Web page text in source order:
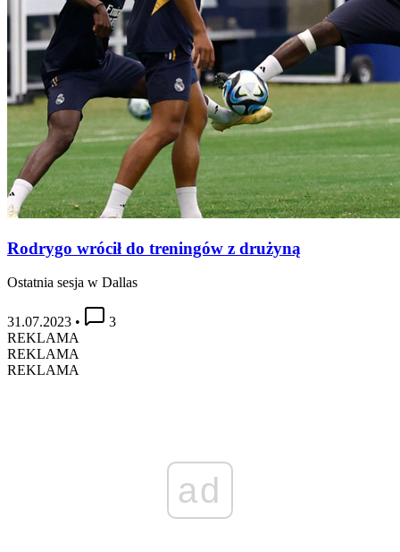
Rodrygo wrócił do treningów z drużyną
Ostatnia sesja w Dallas
31.07.2023 •
3
REKLAMA
REKLAMA
REKLAMA
ad